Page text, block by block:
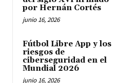
por Hernán Cortés
junio 16, 2026
Fútbol Libre App y los
riesgos de
ciberseguridad en el
Mundial 2026
junio 16, 2026